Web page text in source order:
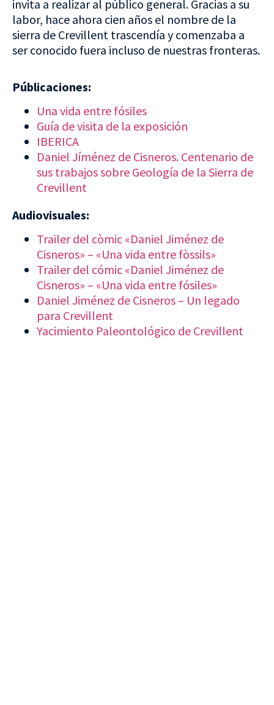
invita a realizar al público general. Gracias a su
labor, hace ahora cien años el nombre de la
sierra de Crevillent trascendía y comenzaba a
ser conocido fuera incluso de nuestras fronteras.
Públicaciones:
Una vida entre fósiles
Guía de visita de la exposición
IBERICA
Daniel Jíménez de Cisneros. Centenario de
sus trabajos sobre Geología de la Sierra de
Crevillent
Audiovisuales:
Trailer del còmic «Daniel Jiménez de
Cisneros» – «Una vida entre fòssils»
Trailer del cómic «Daniel Jiménez de
Cisneros» – «Una vida entre fósiles»
Daniel Jiménez de Cisneros – Un legado
para Crevillent
Yacimiento Paleontológico de Crevillent